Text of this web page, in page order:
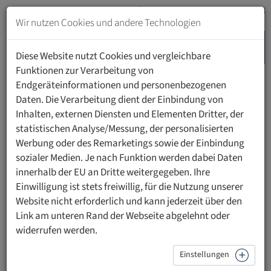
Zum
Inhalt
springen
Navigation
springen
UFL ACADEMY POSTGRADUATE DENTISTRY
Academy of Postgraduate
Dentistry
Die Academy of Postgraduate Dentistry (APD) an der UFL
steht für exzellente wissenschaftliche Weiterbildung auf
internationalem Niveau. Mit den spezialisierten
Weiterbildungs-Masterstudiengängen Kieferorthopädie &
Alignertherapie und Parodontologie & Implantattherapie
bietet die APD ein anspruchsvolles akademisches Umfeld
Wir nutzen Cookies und andere Technologien
Diese Website nutzt Cookies und vergleichbare
Funktionen zur Verarbeitung von
Endgeräteinformationen und personenbezogenen
Daten. Die Verarbeitung dient der Einbindung von
Inhalten, externen Diensten und Elementen Dritter, der
statistischen Analyse/Messung, der personalisierten
Werbung oder des Remarketings sowie der Einbindung
sozialer Medien. Je nach Funktion werden dabei Daten
innerhalb der EU an Dritte weitergegeben. Ihre
Einwilligung ist stets freiwillig, für die Nutzung unserer
Website nicht erforderlich und kann jederzeit über den
Link am unteren Rand der Webseite abgelehnt oder
widerrufen werden.
Einstellungen